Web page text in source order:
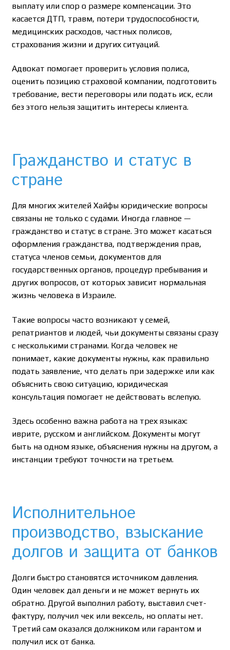
выплату или спор о размере компенсации. Это
касается ДТП, травм, потери трудоспособности,
медицинских расходов, частных полисов,
страхования жизни и других ситуаций.
Адвокат помогает проверить условия полиса,
оценить позицию страховой компании, подготовить
требование, вести переговоры или подать иск, если
без этого нельзя защитить интересы клиента.
Гражданство и статус в
стране
Для многих жителей Хайфы юридические вопросы
связаны не только с судами. Иногда главное —
гражданство и статус в стране. Это может касаться
оформления гражданства, подтверждения прав,
статуса членов семьи, документов для
государственных органов, процедур пребывания и
других вопросов, от которых зависит нормальная
жизнь человека в Израиле.
Такие вопросы часто возникают у семей,
репатриантов и людей, чьи документы связаны сразу
с несколькими странами. Когда человек не
понимает, какие документы нужны, как правильно
подать заявление, что делать при задержке или как
объяснить свою ситуацию, юридическая
консультация помогает не действовать вслепую.
Здесь особенно важна работа на трех языках:
иврите, русском и английском. Документы могут
быть на одном языке, объяснения нужны на другом, а
инстанции требуют точности на третьем.
Исполнительное
производство, взыскание
долгов и защита от банков
Долги быстро становятся источником давления.
Один человек дал деньги и не может вернуть их
обратно. Другой выполнил работу, выставил счет-
фактуру, получил чек или вексель, но оплаты нет.
Третий сам оказался должником или гарантом и
получил иск от банка.